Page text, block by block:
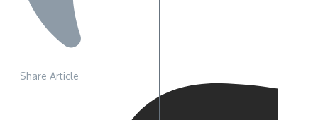
Share Article